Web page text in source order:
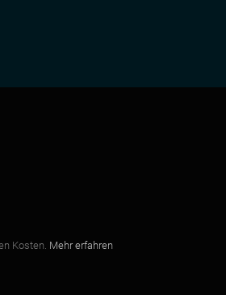
Kosten. Mehr erfahren